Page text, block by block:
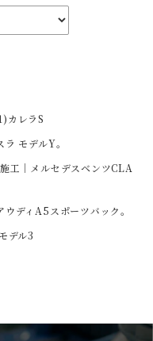
カレラS
モデルY。
工｜メルセデスベンツCLA
ディA5スポーツバック。
デル3